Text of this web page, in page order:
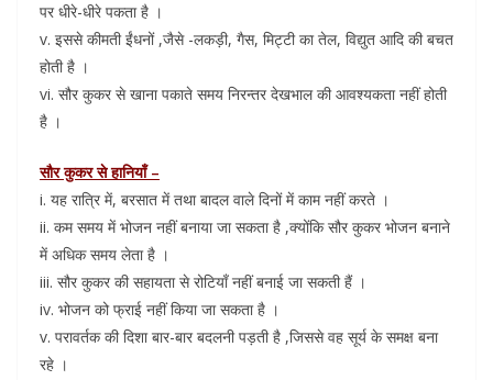
पर धीरे-धीरे पकता है ।
v. इससे कीमती ईंधनों ,जैसे -लकड़ी, गैस, मिट्टी का तेल, विद्युत आदि की बचत
होती है ।
vi. सौर कुकर से खाना पकाते समय निरन्तर देखभाल की आवश्यकता नहीं होती
है ।
सौर कुकर से हानियाँ –
i. यह रात्रि में, बरसात में तथा बादल वाले दिनों में काम नहीं करते ।
ii. कम समय में भोजन नहीं बनाया जा सकता है ,क्योंकि सौर कुकर भोजन बनाने
में अधिक समय लेता है ।
iii. सौर कुकर की सहायता से रोटियाँ नहीं बनाई जा सकती हैं ।
iv. भोजन को फ्राई नहीं किया जा सकता है ।
v. परावर्तक की दिशा बार-बार बदलनी पड़ती है ,जिससे वह सूर्य के समक्ष बना
रहे ।